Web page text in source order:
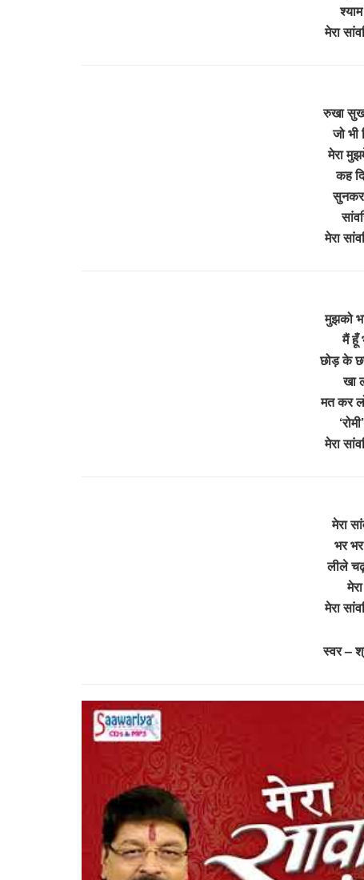
मेरा
रुखा
जो भी
मेरा
कह
सुनकर
मेरा
मुझको
मैं हूँ
छोड़ के
खा
मत कर
मेरा
मेरा
भर
लीले
मेरा
स्वर –